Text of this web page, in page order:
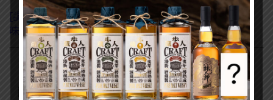
[調酒知識] 舒味思通寧水使用大全！4位專家教你用舒
味思調出好喝琴通寧
訂閱一飲樂酒誌電子報